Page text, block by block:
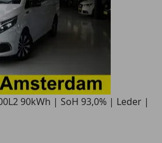
L2 90kWh | SoH 93,0% | Leder |